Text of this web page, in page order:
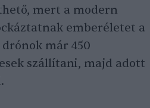
mert a modern
emberéletet a
már 450
szállítani, majd adott